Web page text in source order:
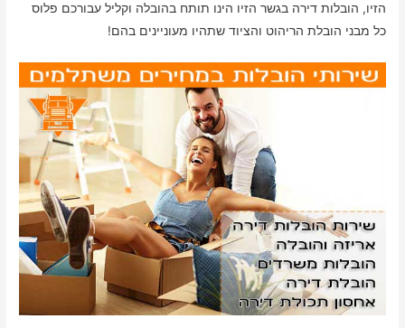
הזיו, הובלות דירה בגשר הזיו הינו תותח בהובלה וקליל עבורכם פלוס
כל מבני הובלת הריהוט והציוד שתהיו מעוניינים בהם!